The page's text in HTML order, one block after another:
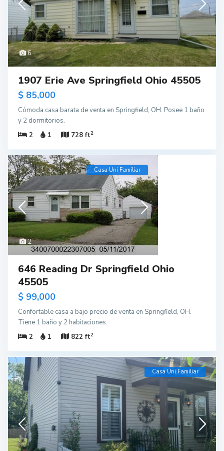
6
1907 Erie Ave Springfield Ohio 45505
$ 85,000
Cómoda casa barata de venta en Springfield, OH. Posee 1 baño
y 2 dormitorios.
2
1 728 ft2
2
Casa Uni Familiar
646 Reading Dr Springfield Ohio
45505
$ 99,000
Confortable casa a bajo precio de venta en Springfield, OH.
Tiene 1 baño y 2 habitaciones.
2
1 822 ft2
Casa Uni Familiar